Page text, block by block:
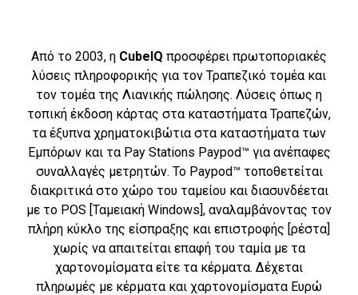
Από το 2003, η CubeIQ προσφέρει πρωτοποριακές
λύσεις πληροφορικής για τον Τραπεζικό τομέα και
τον τομέα της Λιανικής πώλησης. Λύσεις όπως η
τοπική έκδοση κάρτας στα καταστήματα Τραπεζών,
τα έξυπνα χρηματοκιβώτια στα καταστήματα των
Εμπόρων και τα Pay Stations Paypod™ για ανέπαφες
συναλλαγές μετρητών. Το Paypod™ τοποθετείται
διακριτικά στο χώρο του ταμείου και διασυνδέεται
με το POS [Ταμειακή Windows], αναλαμβάνοντας τον
πλήρη κύκλο της είσπραξης και επιστροφής [ρέστα]
χωρίς να απαιτείται επαφή του ταμία με τα
χαρτονομίσματα είτε τα κέρματα. Δέχεται
πληρωμές με κέρματα και χαρτονομίσματα Ευρώ